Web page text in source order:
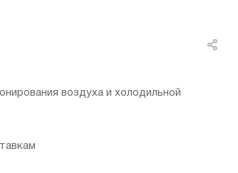
воздуха и холодильной